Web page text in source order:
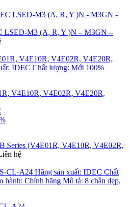
LSED-M3 (A, R, Y )N – M3GN –
V4E10R, V4E02R, V4E20R,
Series (V4E01R, V4E10R, V4E02R,
hệ